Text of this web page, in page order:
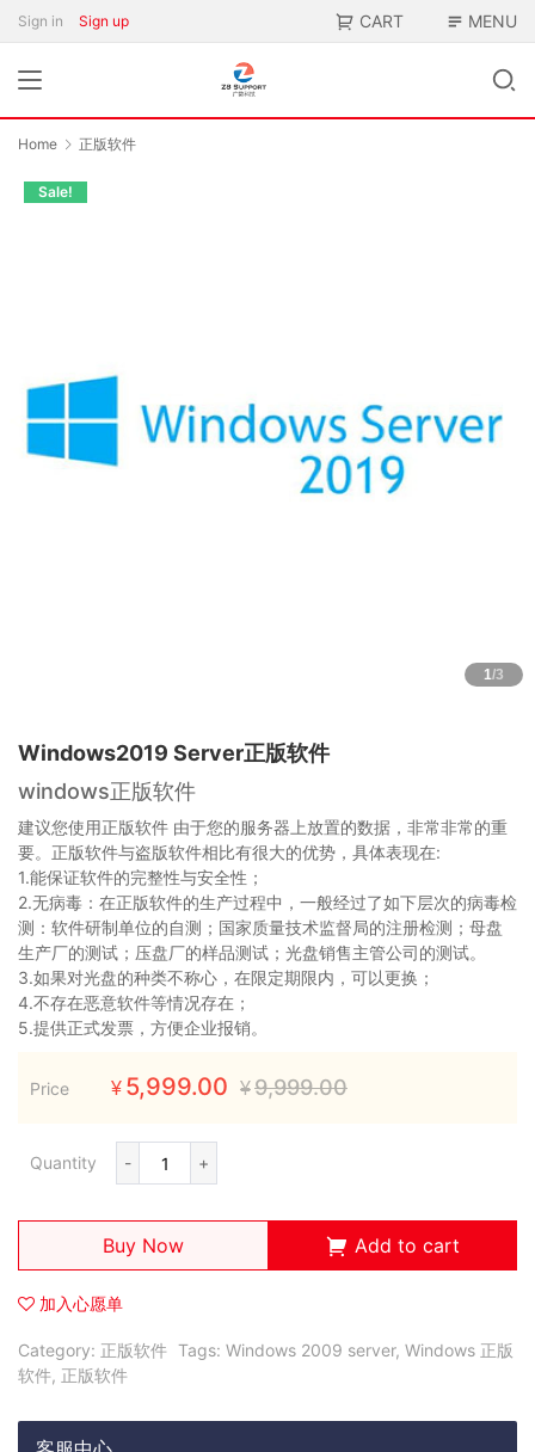
Sign in Sign up CART MENU
Home 正版软件
Sale!
1/3
Windows2019 Server正版软件
windows正版软件
建议您使用正版软件 由于您的服务器上放置的数据，非常非常的重
要。正版软件与盗版软件相比有很大的优势，具体表现在:
1.能保证软件的完整性与安全性；
2.无病毒：在正版软件的生产过程中，一般经过了如下层次的病毒检
测：软件研制单位的自测；国家质量技术监督局的注册检测；母盘
生产厂的测试；压盘厂的样品测试；光盘销售主管公司的测试。
3.如果对光盘的种类不称心，在限定期限内，可以更换；
4.不存在恶意软件等情况存在；
5.提供正式发票，方便企业报销。
Price ¥ 5,999.00 ¥9,999.00
Quantity - +
Buy Now Add to cart
加入心愿单
Category: 正版软件 Tags: Windows 2009 server, Windows 正版
软件, 正版软件